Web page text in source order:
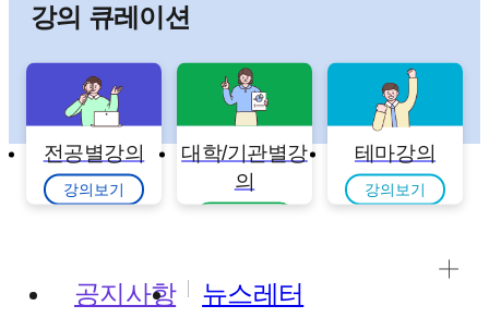
강의 큐레이션
전공별강의
강의보기
대학/기관별강
의
테마강의
강의보기
공지사항 뉴스레터